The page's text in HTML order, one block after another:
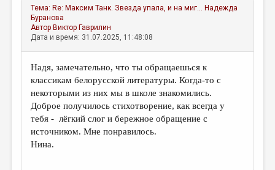
Тема: Re: Максим Танк. Звезда упала, и на миг... Надежда
Буранова
Автор Виктор Гаврилин
Дата и время: 31.07.2025, 11:48:08
Надя, замечательно, что ты обращаешься к
классикам белорусской литературы. Когда-то с
некоторыми из них мы в школе знакомились.
Доброе получилось стихотворение, как всегда у
тебя - лёгкий слог и бережное обращение с
источником. Мне понравилось.
Нина.